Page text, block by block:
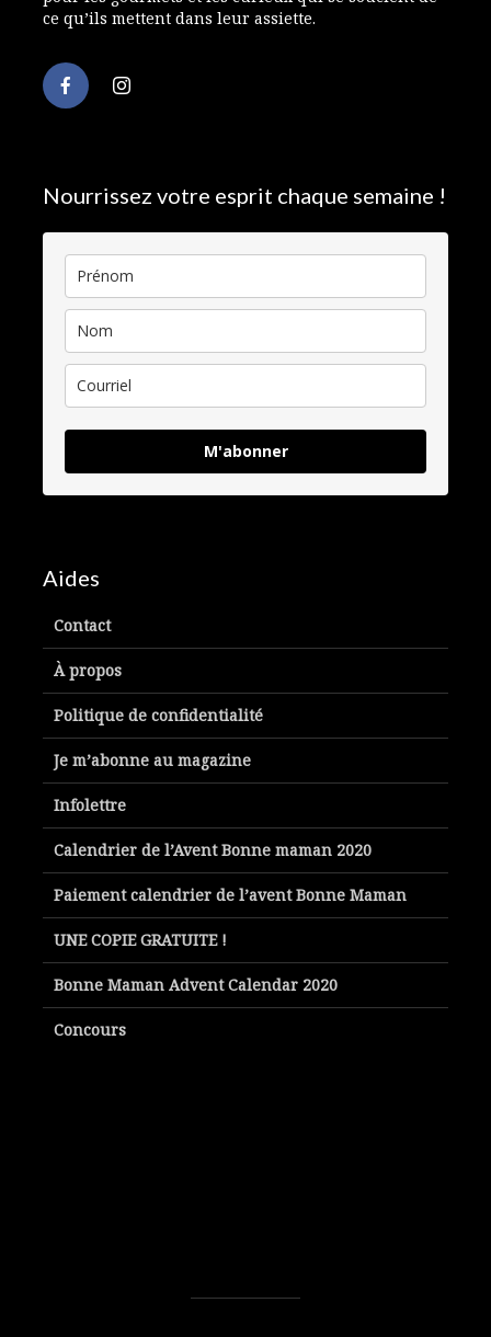
ce qu’ils mettent dans leur assiette.
Nourrissez votre esprit chaque semaine !
M'abonner
Aides
Contact
À propos
Politique de confidentialité
Je m’abonne au magazine
Infolettre
Calendrier de l’Avent Bonne maman 2020
Paiement calendrier de l’avent Bonne Maman
UNE COPIE GRATUITE !
Bonne Maman Advent Calendar 2020
Concours